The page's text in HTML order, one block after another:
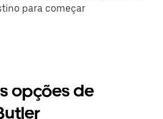
para começar
opções de